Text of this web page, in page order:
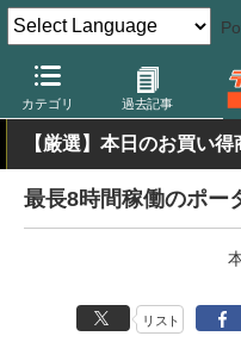
カテゴリ 過去記事
デジカメ Watch 撮影情報
【厳選】本日のお買い得
最長8時間稼働のポー
リスト